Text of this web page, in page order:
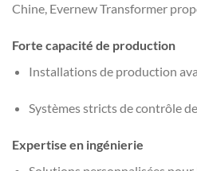
Chine, Evernew Transformer
Forte capacité de production
Installations de production
Systèmes stricts de contrôle
Expertise en ingénierie